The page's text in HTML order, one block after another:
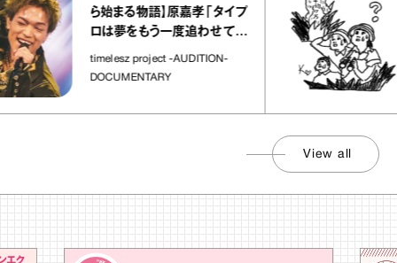
ら始まる物語】原嘉孝「タイプ
ロは夢をもう一度追わせてく
れた場所」
timelesz project -AUDITION-
DOCUMENTARY
View all